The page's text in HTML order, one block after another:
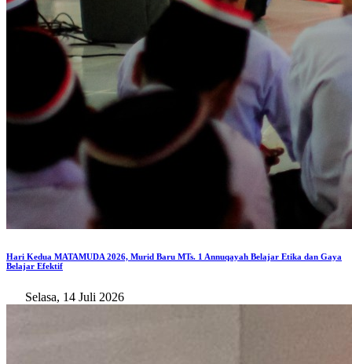
Hari Kedua MATAMUDA 2026, Murid Baru MTs. 1 Annuqayah Belajar Etika dan Gaya
Belajar Efektif
Selasa, 14 Juli 2026